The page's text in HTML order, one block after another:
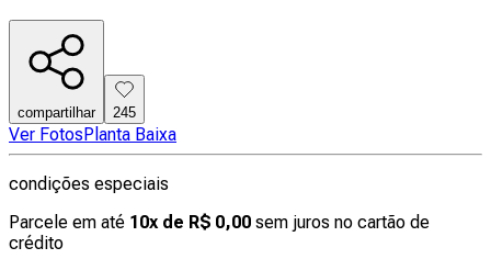
compartilhar 245
Ver FotosPlanta Baixa
condições especiais
Parcele em até 10x de R$ 0,00 sem juros no cartão de
crédito